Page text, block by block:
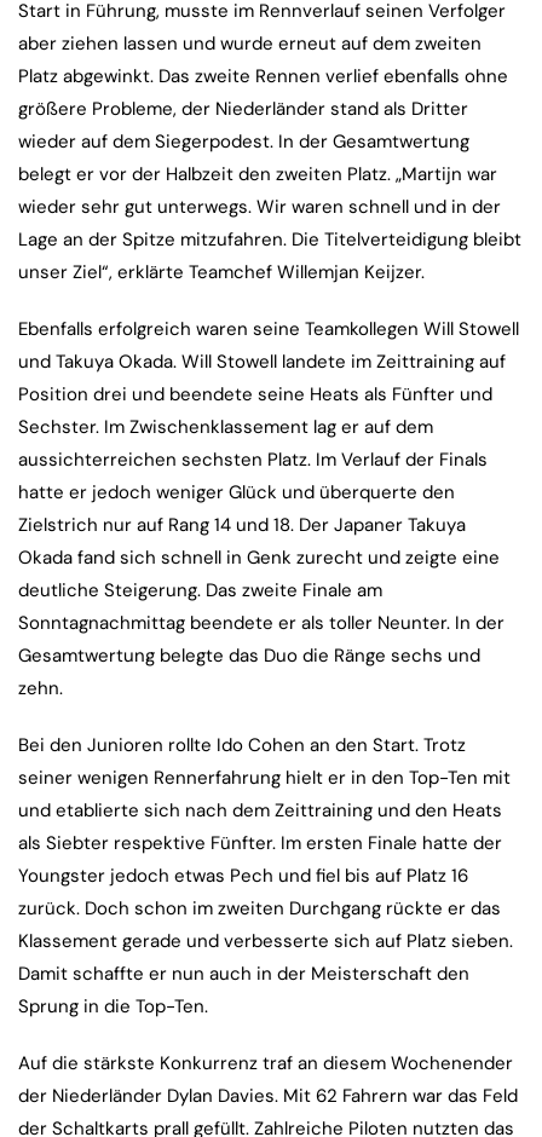
Start in Führung, musste im Rennverlauf seinen Verfolger
aber ziehen lassen und wurde erneut auf dem zweiten
Platz abgewinkt. Das zweite Rennen verlief ebenfalls ohne
größere Probleme, der Niederländer stand als Dritter
wieder auf dem Siegerpodest. In der Gesamtwertung
belegt er vor der Halbzeit den zweiten Platz. „Martijn war
wieder sehr gut unterwegs. Wir waren schnell und in der
Lage an der Spitze mitzufahren. Die Titelverteidigung bleibt
unser Ziel“, erklärte Teamchef Willemjan Keijzer.
Ebenfalls erfolgreich waren seine Teamkollegen Will Stowell
und Takuya Okada. Will Stowell landete im Zeittraining auf
Position drei und beendete seine Heats als Fünfter und
Sechster. Im Zwischenklassement lag er auf dem
aussichterreichen sechsten Platz. Im Verlauf der Finals
hatte er jedoch weniger Glück und überquerte den
Zielstrich nur auf Rang 14 und 18. Der Japaner Takuya
Okada fand sich schnell in Genk zurecht und zeigte eine
deutliche Steigerung. Das zweite Finale am
Sonntagnachmittag beendete er als toller Neunter. In der
Gesamtwertung belegte das Duo die Ränge sechs und
zehn.
Bei den Junioren rollte Ido Cohen an den Start. Trotz
seiner wenigen Rennerfahrung hielt er in den Top-Ten mit
und etablierte sich nach dem Zeittraining und den Heats
als Siebter respektive Fünfter. Im ersten Finale hatte der
Youngster jedoch etwas Pech und fiel bis auf Platz 16
zurück. Doch schon im zweiten Durchgang rückte er das
Klassement gerade und verbesserte sich auf Platz sieben.
Damit schaffte er nun auch in der Meisterschaft den
Sprung in die Top-Ten.
Auf die stärkste Konkurrenz traf an diesem Wochenender
der Niederländer Dylan Davies. Mit 62 Fahrern war das Feld
der Schaltkarts prall gefüllt. Zahlreiche Piloten nutzten das